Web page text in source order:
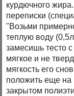
курдючного
переписки
"Возьми
теплую воду
замесишь тесто
мягкое и не
мягкость его
положить еще на
закрытом